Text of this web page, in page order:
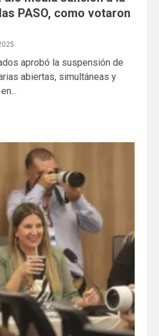
PASO, como votaron
aprobó la suspensión de
abiertas, simultáneas y